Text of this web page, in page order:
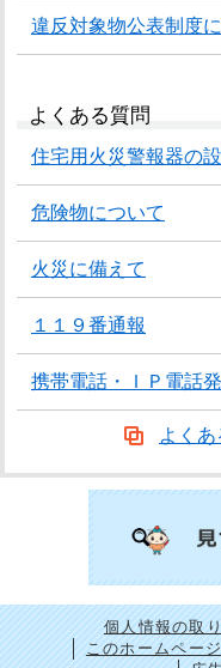
違反対象物公表制度
よくある質問
住宅用火災警報器の
危険物について
火災に備えて
１１９番通報
携帯電話・ＩＰ電話
よく
個人情報の取
このホームペー